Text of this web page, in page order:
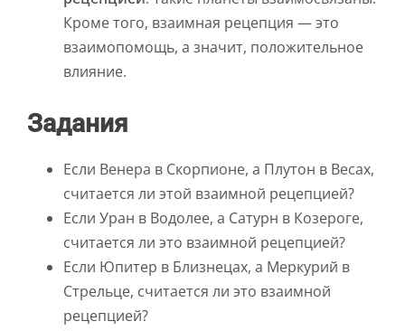
Кроме того, взаимная рецепция — это
взаимопомощь, а значит, положительное
влияние.
Задания
Если Венера в Скорпионе, а Плутон в Весах,
считается ли этой взаимной рецепцией?
Если Уран в Водолее, а Сатурн в Козероге,
считается ли это взаимной рецепцией?
Если Юпитер в Близнецах, а Меркурий в
Стрельце, считается ли это взаимной
рецепцией?